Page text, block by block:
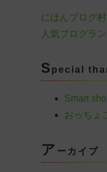
にほんブログ
人気ブログラ
S pecial
Smart
おっちょ
ア ーカイブ